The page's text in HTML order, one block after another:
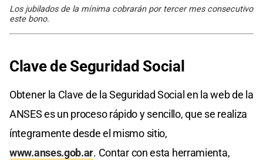
Los jubilados de la mínima cobrarán por tercer mes consecutivo
este bono.
Clave de Seguridad Social
Obtener la Clave de la Seguridad Social en la web de la
ANSES es un proceso rápido y sencillo, que se realiza
íntegramente desde el mismo sitio,
www.anses.gob.ar. Contar con esta herramienta,